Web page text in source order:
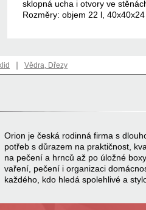
sklopná ucha i otvory ve
Rozměry: objem 22 l, 40x40x24
| Vědra, Dřezy
Orion je česká rodinná firma s
potřeb s důrazem na praktičnost,
na pečení a hrnců až po úložné
vaření, pečení i organizaci
každého, kdo hledá spolehlivé a